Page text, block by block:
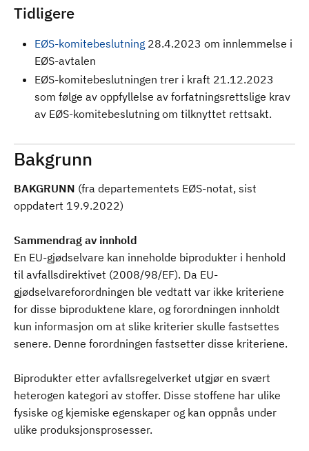
Tidligere
EØS-komitebeslutning 28.4.2023 om innlemmelse i
EØS-avtalen
EØS-komitebeslutningen trer i kraft 21.12.2023
som følge av oppfyllelse av forfatningsrettslige krav
av EØS-komitebeslutning om tilknyttet rettsakt.
Bakgrunn
BAKGRUNN (fra departementets EØS-notat, sist
oppdatert 19.9.2022)
Sammendrag av innhold
En EU-gjødselvare kan inneholde biprodukter i henhold
til avfallsdirektivet (2008/98/EF). Da EU-
gjødselvareforordningen ble vedtatt var ikke kriteriene
for disse biproduktene klare, og forordningen innholdt
kun informasjon om at slike kriterier skulle fastsettes
senere. Denne forordningen fastsetter disse kriteriene.
Biprodukter etter avfallsregelverket utgjør en svært
heterogen kategori av stoffer. Disse stoffene har ulike
fysiske og kjemiske egenskaper og kan oppnås under
ulike produksjonsprosesser.